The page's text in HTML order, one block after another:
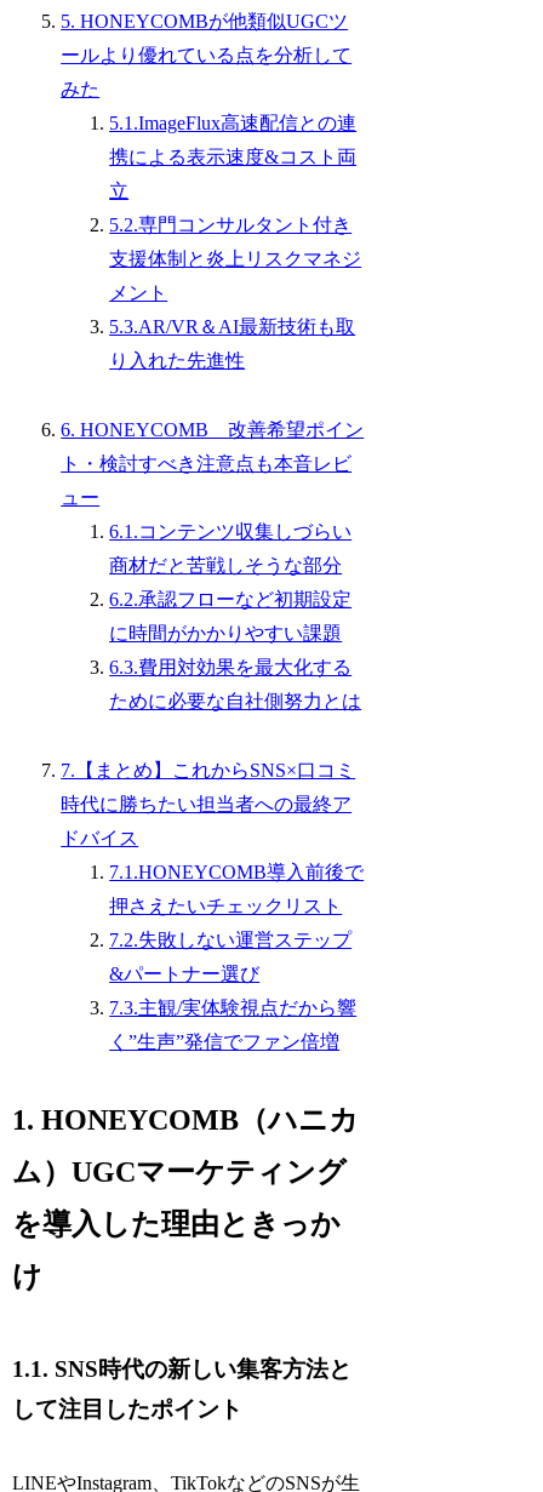
5. HONEYCOMBが他類似UGCツ
ールより優れている点を分析して
みた
5.1.ImageFlux高速配信との連
携による表示速度&コスト両
立
5.2.専門コンサルタント付き
支援体制と炎上リスクマネジ
メント
5.3.AR/VR＆AI最新技術も取
り入れた先進性
6. HONEYCOMB 改善希望ポイン
ト・検討すべき注意点も本音レビ
ュー
6.1.コンテンツ収集しづらい
商材だと苦戦しそうな部分
6.2.承認フローなど初期設定
に時間がかかりやすい課題
6.3.費用対効果を最大化する
ために必要な自社側努力とは
7.【まとめ】これからSNS×口コミ
時代に勝ちたい担当者への最終ア
ドバイス
7.1.HONEYCOMB導入前後で
押さえたいチェックリスト
7.2.失敗しない運営ステップ
&パートナー選び
7.3.主観/実体験視点だから響
く”生声”発信でファン倍増
1. HONEYCOMB（ハニカ
ム）UGCマーケティング
を導入した理由ときっか
け
1.1. SNS時代の新しい集客方法と
して注目したポイント
LINEやInstagram、TikTokなどのSNSが生